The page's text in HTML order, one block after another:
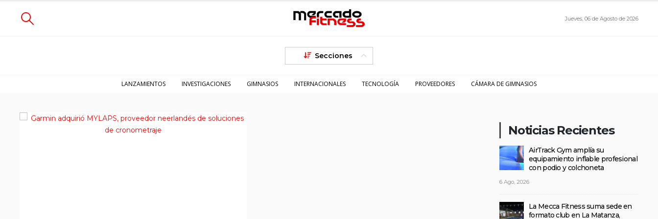
Jueves, 06 de Agosto de 2026
Secciones
LANZAMIENTOS INVESTIGACIONES GIMNASIOS INTERNACIONALES TECNOLOGÍA PROVEEDORES CÁMARA DE GIMNASIOS
Noticias Recientes
AirTrack Gym amplía su
equipamiento inflable profesional
con podio y colchoneta
6 Ago, 2026
La Mecca Fitness suma sede en
formato club en La Matanza,